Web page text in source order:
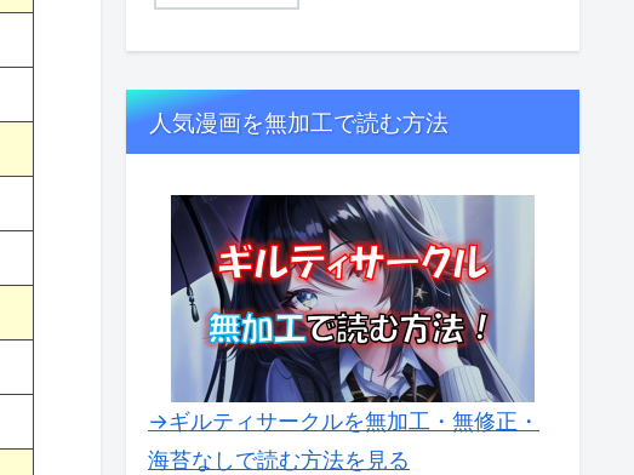
人気漫画を無加工で読む方法
→ギルティサークルを無加工・無修正・
海苔なしで読む方法を見る